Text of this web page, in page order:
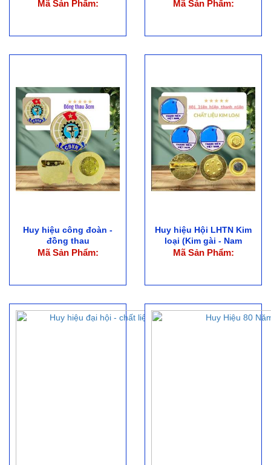
Mã Sản Phẩm: TP.HCM
Mã Sản Phẩm:
Huy hiệu công đoàn -
đồng thau
Mã Sản Phẩm:
Huy hiệu Hội LHTN Kim
loại (Kim gài - Nam
châm)
Mã Sản Phẩm: